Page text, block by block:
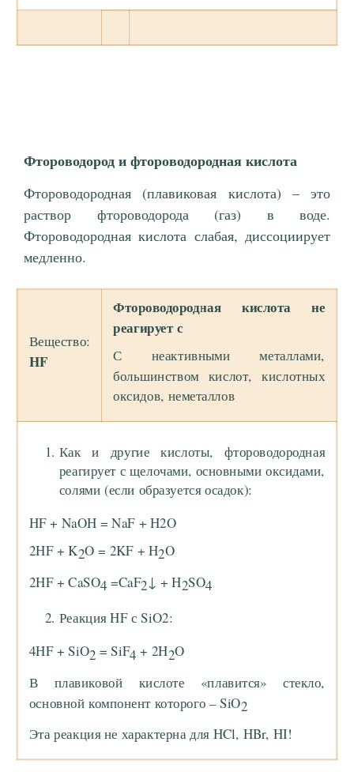
Фтороводород и фтороводородная кислота
Фтороводородная (плавиковая кислота) – это
раствор фтороводорода (газ) в воде.
Фтороводородная кислота слабая, диссоциирует
медленно.
Вещество:
HF
Фтороводородная кислота не
реагирует с
С неактивными металлами,
большинством кислот, кислотных
оксидов, неметаллов
Как и другие кислоты, фтороводородная
реагирует с щелочами, основными оксидами,
солями (если образуется осадок):
HF + NaOH = NaF + H2O
2HF + K2O = 2KF + H2O
2HF + CaSO4 =CaF2↓ + H2SO4
Реакция HF с SiO2:
4HF + SiO2 = SiF4 + 2H2O
В плавиковой кислоте «плавится» стекло,
основной компонент которого – SiO2
Эта реакция не характерна для HCl, HBr, HI!